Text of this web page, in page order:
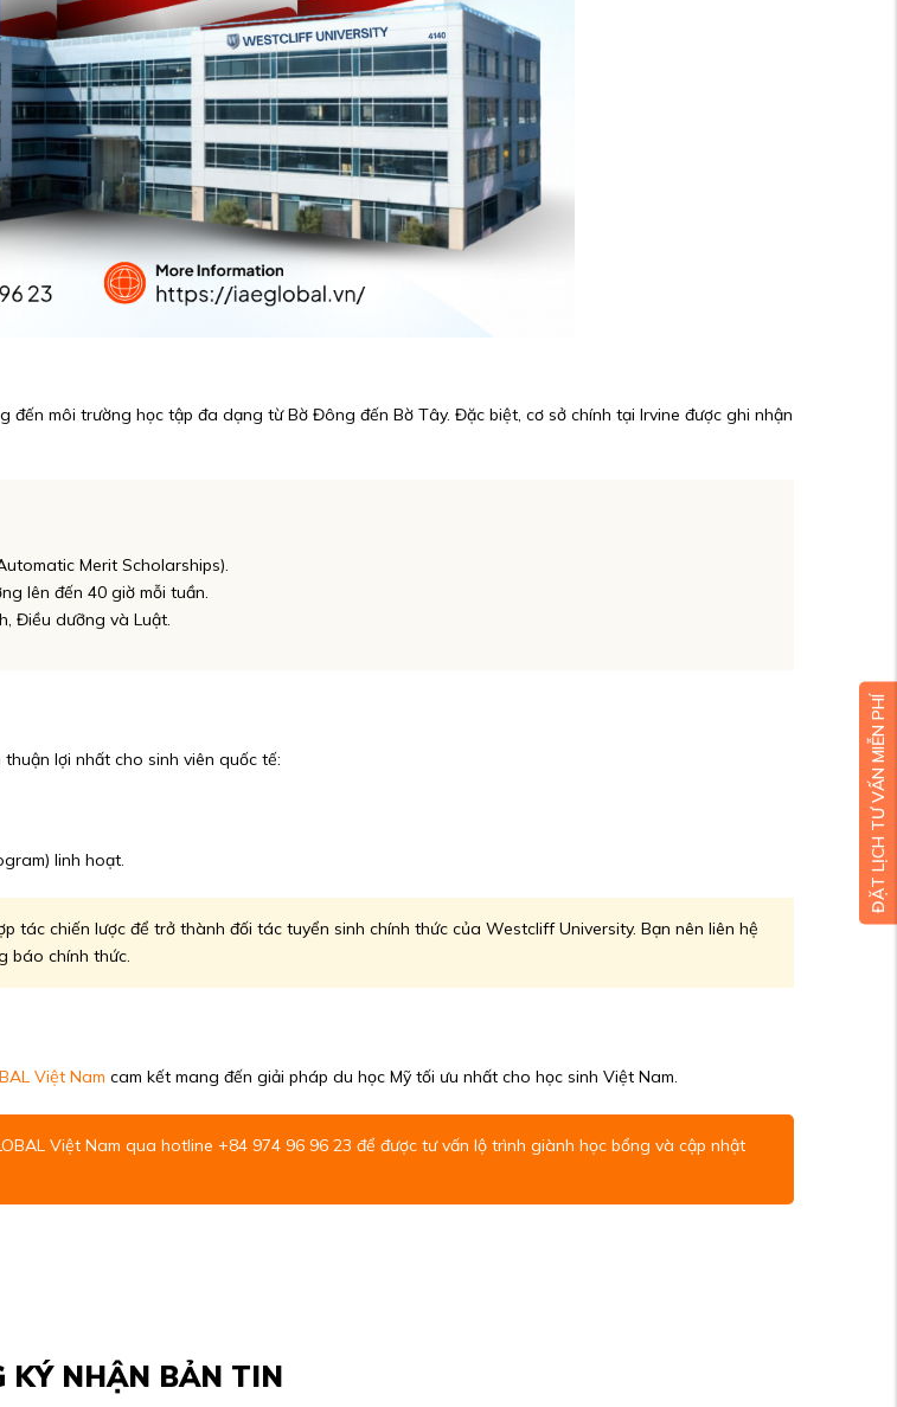
môi trường học tập đa dạng từ Bờ Đông đến Bờ Tây. Đặc biệt, cơ sở chính tại Irvine được ghi nhận
Merit Scholarships).
lên đến 40 giờ mỗi tuần.
Điều dưỡng và Luật.
lợi nhất cho sinh viên quốc tế:
linh hoạt.
tác chiến lược để trở thành đối tác tuyển sinh chính thức của Westcliff University. Bạn nên liên hệ
báo chính thức.
Việt Nam cam kết mang đến giải pháp du học Mỹ tối ưu nhất cho học sinh Việt Nam.
Việt Nam qua hotline +84 974 96 96 23 để được tư vấn lộ trình giành học bổng và cập nhật
KÝ NHẬN BẢN TIN
ĐẶT LỊCH TƯ VẤN MIỄN PHÍ